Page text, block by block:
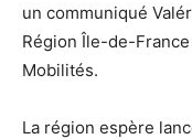
un communiqué
Région Île-de-
Mobilités.
La région espère